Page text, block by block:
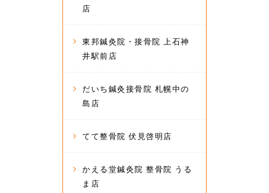
店
東邦鍼灸院・接骨院 上石神
井駅前店
だいち鍼灸接骨院 札幌中の
島店
てて整骨院 伏見啓明店
かえる堂鍼灸院 整骨院 うる
ま店